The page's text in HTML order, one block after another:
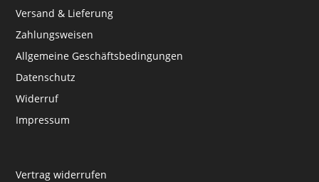
Versand & Lieferung
Zahlungsweisen
Allgemeine Geschäftsbedingungen
Datenschutz
Widerruf
Impressum
Vertrag widerrufen